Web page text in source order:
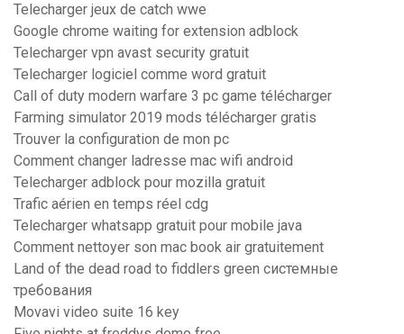
Telecharger jeux de catch wwe
Google chrome waiting for extension adblock
Telecharger vpn avast security gratuit
Telecharger logiciel comme word gratuit
Call of duty modern warfare 3 pc game télécharger
Farming simulator 2019 mods télécharger gratis
Trouver la configuration de mon pc
Comment changer ladresse mac wifi android
Telecharger adblock pour mozilla gratuit
Trafic aérien en temps réel cdg
Telecharger whatsapp gratuit pour mobile java
Comment nettoyer son mac book air gratuitement
Land of the dead road to fiddlers green системные
требования
Movavi video suite 16 key